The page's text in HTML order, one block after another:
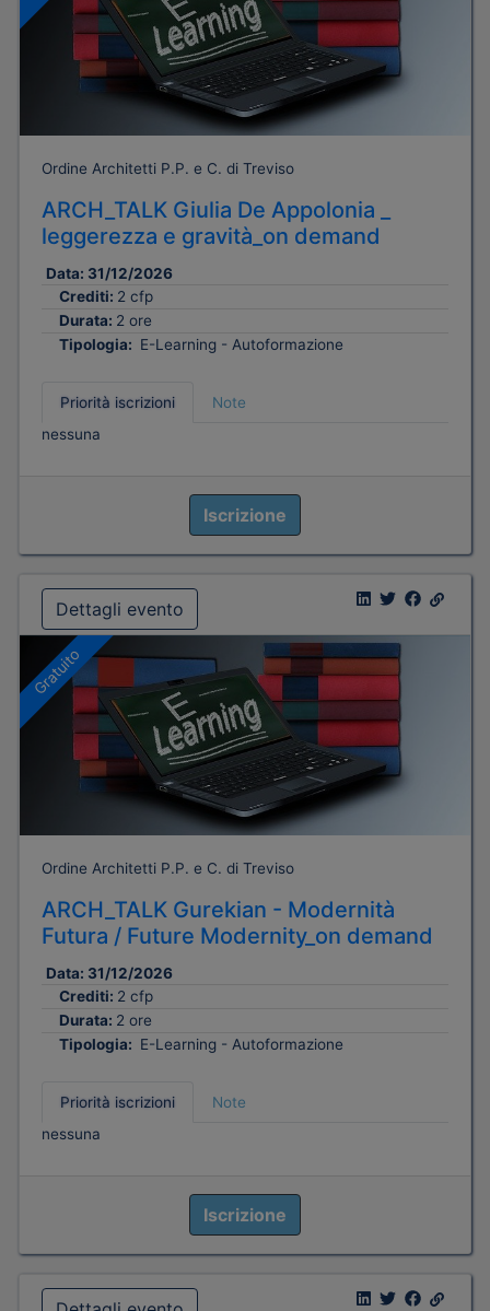
Ordine Architetti P.P. e C. di Treviso
ARCH_TALK Giulia De Appolonia _
leggerezza e gravità_on demand
Data: 31/12/2026
Crediti: 2 cfp
Durata: 2 ore
Tipologia: E-Learning - Autoformazione
Priorità iscrizioni
Note
nessuna
Iscrizione
Dettagli evento
Gratuito
Ordine Architetti P.P. e C. di Treviso
ARCH_TALK Gurekian - Modernità
Futura / Future Modernity_on demand
Data: 31/12/2026
Crediti: 2 cfp
Durata: 2 ore
Tipologia: E-Learning - Autoformazione
Priorità iscrizioni
Note
nessuna
Iscrizione